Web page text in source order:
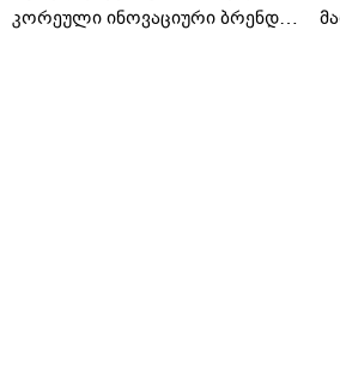
კორეული ინოვაციური ბრენდი